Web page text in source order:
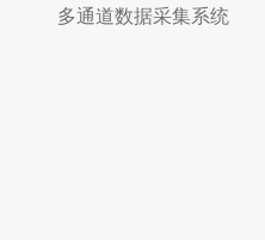
多通道数据采集系统